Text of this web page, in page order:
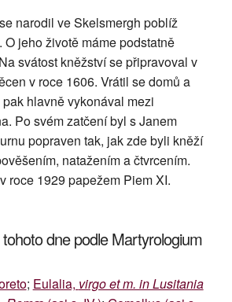
narodil ve Skelsmergh poblíž
jeho životě máme podstatně
svátost kněžství se připravoval v
v roce 1606. Vrátil se domů a
hlavně vykonával mezi
Po svém zatčení byl s Janem
popraven tak, jak zde byli kněží
natažením a čtvrcením.
roce 1929 papežem Piem XI.
dne podle Martyrologium
; Eulalia, virgo et m. in Lusitania